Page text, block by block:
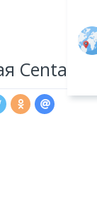
Centauro